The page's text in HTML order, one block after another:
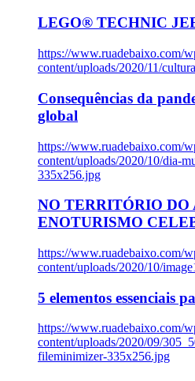
LEGO® TECHNIC
https://www.ruadebaixo.com/
content/uploads/2020/11/
Consequências da
global
https://www.ruadebaixo.com/
content/uploads/2020/10/dia-
335x256.jpg
NO TERRITÓRIO DO
ENOTURISMO
https://www.ruadebaixo.com/
content/uploads/2020/10/
5 elementos essenciais
https://www.ruadebaixo.com/
content/uploads/2020/09/
fileminimizer-335x256.jpg